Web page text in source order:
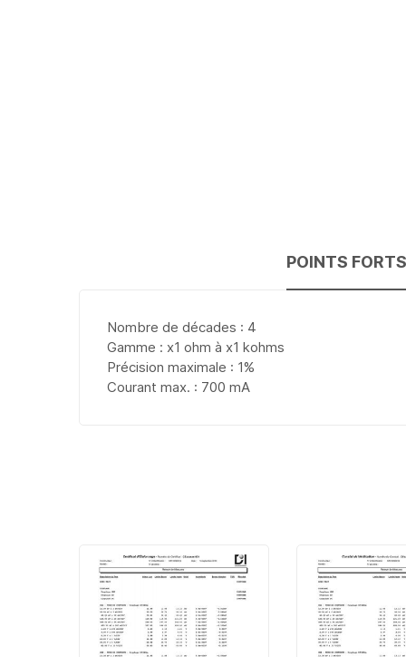
POINTS FORTS
Nombre de décades : 4
Gamme : x1 ohm à x1 kohms
Précision maximale : 1%
Courant max. : 700 mA